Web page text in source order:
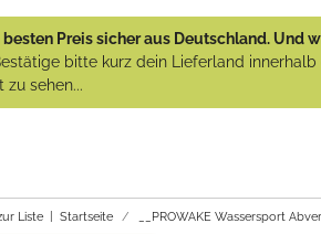
UND SERVICE:
an!
Preis sicher aus Deutschland. Und
bitte kurz dein Lieferland
zu sehen...
Liste Startseite __PROWAKE Wassersport